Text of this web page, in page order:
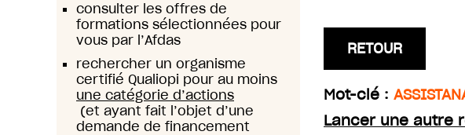
consulter les offres de
formations sélectionnées pour
vous par l’Afdas
rechercher un organisme
certifié Qualiopi pour au moins
une catégorie d’actions
(et ayant fait l’objet d’une
demande de financement
RETOUR
Mot-clé :
Lancer une autre